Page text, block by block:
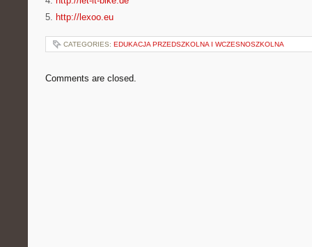
5. http://lexoo.eu
CATEGORIES: EDUKACJA PRZEDSZKOLNA I WCZESNOSZKOLNA
Comments are closed.